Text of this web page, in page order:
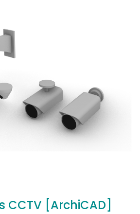
estrelas
CCTV [ArchiCAD]